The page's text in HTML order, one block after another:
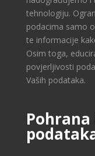
tehnologiju.
podacima samo
te informacije
Osim toga,
povjerljivosti
Vaših podataka.